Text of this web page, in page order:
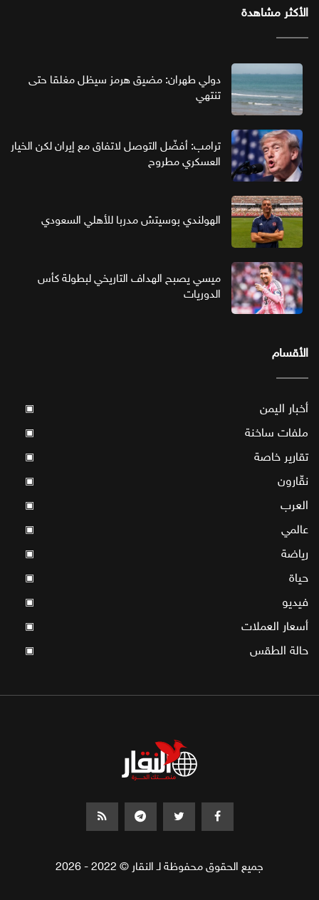
الأكثر مشاهدة
دولي طهران: مضيق هرمز سيظل مغلقا حتى
تنتهي
ترامب: أفضّل التوصل لاتفاق مع إيران لكن الخيار
العسكري مطروح
الهولندي بوسيتش مدربا للأهلي السعودي
ميسي يصبح الهداف التاريخي لبطولة كأس
الدوريات
الأقسام
أخبار اليمن ▣
ملفات ساخنة ▣
تقارير خاصة ▣
نقّارون ▣
العرب ▣
عالمي ▣
رياضة ▣
حياة ▣
فيديو ▣
أسعار العملات ▣
حالة الطقس ▣
جميع الحقوق محفوظة لـ النقار © 2022 - 2026